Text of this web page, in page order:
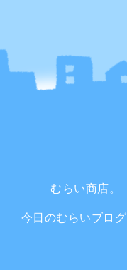
むらい商店。
今日のむらいブログ